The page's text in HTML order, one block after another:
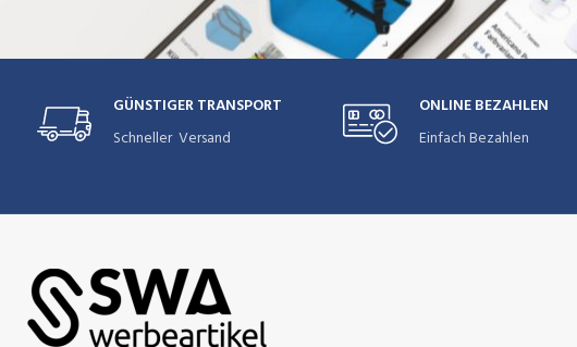
GÜNSTIGER TRANSPORT
Schneller Versand
ONLINE BEZAHLEN
Einfach Bezahlen